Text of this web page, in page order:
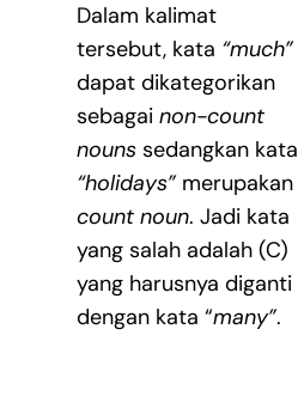
Dalam kalimat
tersebut, kata “much”
dapat dikategorikan
sebagai non-count
nounssedangkan kata
“holidays”merupakan
count noun. Jadi kata
yang salah adalah (C)
yang harusnya diganti
dengan kata “many”.